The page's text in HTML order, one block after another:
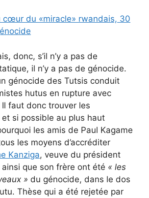
cœur du «miracle» rwandais, 30
donc, s’il n’y a pas de
il n’y a pas de génocide.
génocide des Tutsis conduit
hutus en rupture avec
faut donc trouver les
si possible au plus haut
les amis de Paul Kagame
les moyens d’accréditer
Kanziga, veuve du président
que son frère ont été « les
» du génocide, dans le dos
Thèse qui a été rejetée par